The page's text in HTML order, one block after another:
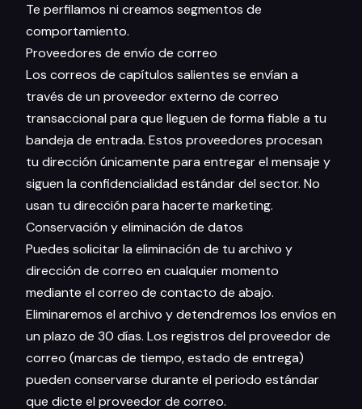
Te perfilamos ni creamos segmentos de
comportamiento.
Proveedores de envío de correo
Los correos de capítulos salientes se envían a
través de un proveedor externo de correo
transaccional para que lleguen de forma fiable a tu
bandeja de entrada. Estos proveedores procesan
tu dirección únicamente para entregar el mensaje y
siguen la confidencialidad estándar del sector. No
usan tu dirección para hacerte marketing.
Conservación y eliminación de datos
Puedes solicitar la eliminación de tu archivo y
dirección de correo en cualquier momento
mediante el correo de contacto de abajo.
Eliminaremos el archivo y detendremos los envíos en
un plazo de 30 días. Los registros del proveedor de
correo (marcas de tiempo, estado de entrega)
pueden conservarse durante el periodo estándar
que dicte el proveedor de correo.